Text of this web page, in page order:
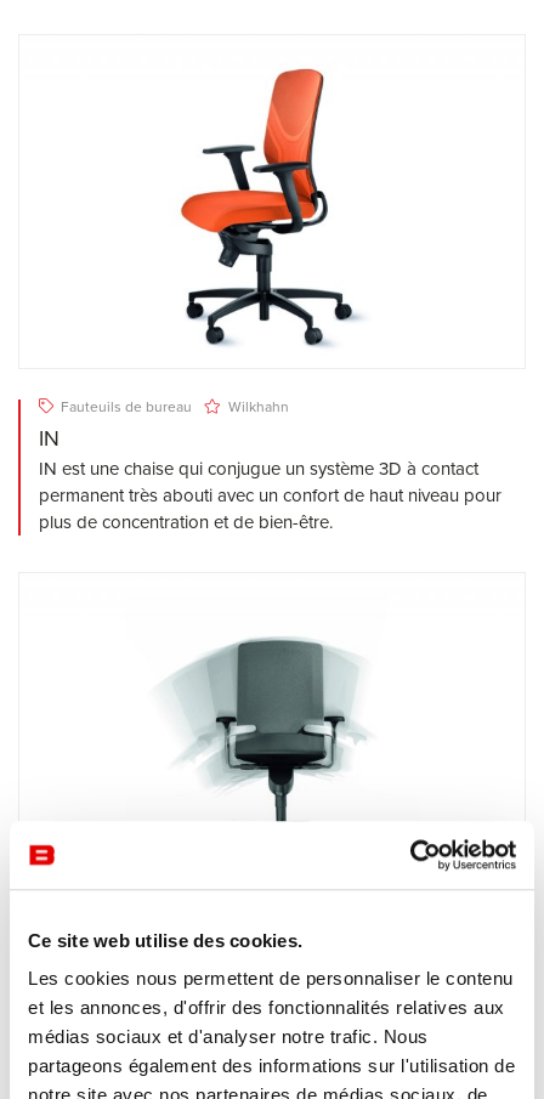
Ce site web utilise des cookies.
Les cookies nous permettent de personnaliser le contenu
et les annonces, d'offrir des fonctionnalités relatives aux
médias sociaux et d'analyser notre trafic. Nous
partageons également des informations sur l'utilisation de
Fauteuils de bureau Wilkhahn
IN
IN est une chaise qui conjugue un système 3D à contact
permanent très abouti avec un confort de haut niveau pour
plus de concentration et de bien-être.
Fauteuils de bureau Wilkhahn
ON
ON de WILKHAHN est un siège pivotant au design élégant
et à l'ergonomie optimale doté de la cinématique brevetée
Trimension® à contact permanent.